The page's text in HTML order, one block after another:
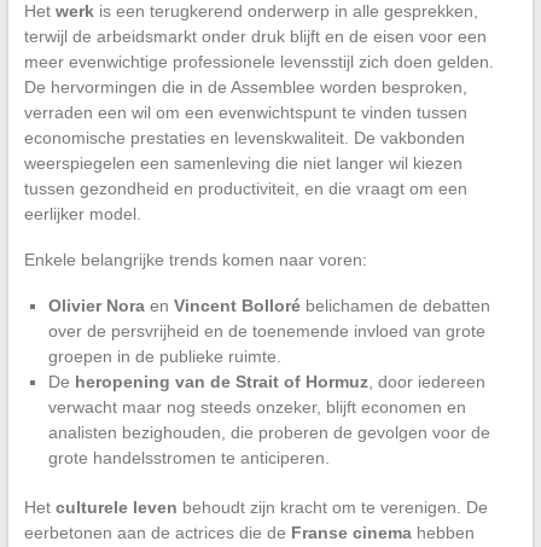
Het werkis een terugkerend onderwerp in alle gesprekken,
terwijl de arbeidsmarkt onder druk blijft en de eisen voor een
meer evenwichtige professionele levensstijl zich doen gelden.
De hervormingen die in de Assemblee worden besproken,
verraden een wil om een evenwichtspunt te vinden tussen
economische prestaties en levenskwaliteit. De vakbonden
weerspiegelen een samenleving die niet langer wil kiezen
tussen gezondheid en productiviteit, en die vraagt om een
eerlijker model.
Enkele belangrijke trends komen naar voren:
Olivier Noraen Vincent Bollorébelichamen de debatten
over de persvrijheid en de toenemende invloed van grote
groepen in de publieke ruimte.
De heropening van de Strait of Hormuz, door iedereen
verwacht maar nog steeds onzeker, blijft economen en
analisten bezighouden, die proberen de gevolgen voor de
grote handelsstromen te anticiperen.
Het culturele leven behoudt zijn kracht om te verenigen. De
eerbetonen aan de actrices die de Franse cinemahebben